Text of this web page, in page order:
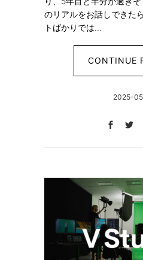
のリアルをお話しできた
トばかりでは...
CONTINUE
2025-